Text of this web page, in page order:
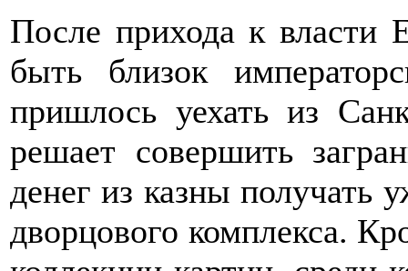
После прихода к власти
быть близок
пришлось уехать из
решает совершить
денег из казны получать
дворцового комплекса.